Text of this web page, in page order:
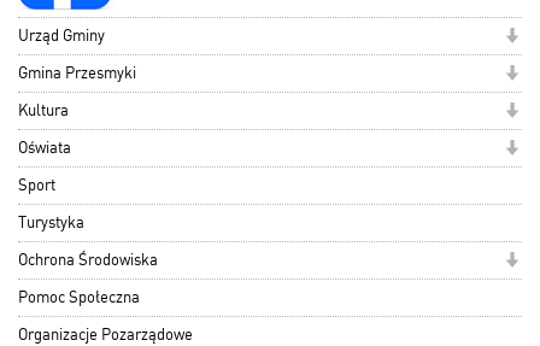
Urząd Gminy
Gmina Przesmyki
Kultura
Oświata
Sport
Turystyka
Ochrona Środowiska
Pomoc Społeczna
Organizacje Pozarządowe